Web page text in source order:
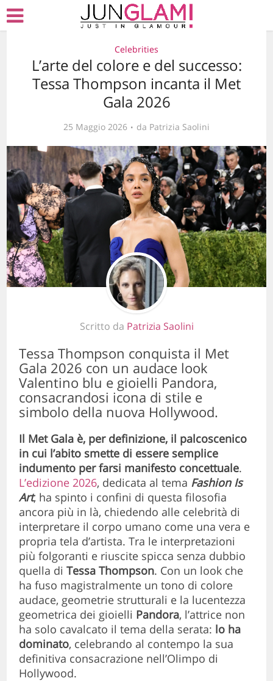
Celebrities
L’arte del colore e del successo:
Tessa Thompson incanta il Met
Gala 2026
25 Maggio 2026 da Patrizia Saolini
Scritto da Patrizia Saolini
Tessa Thompson conquista il Met
Gala 2026 con un audace look
Valentino blu e gioielli Pandora,
consacrandosi icona di stile e
simbolo della nuova Hollywood.
Il Met Gala è, per definizione, il palcoscenico
in cui l’abito smette di essere semplice
indumento per farsi manifesto concettuale.
L’edizione 2026, dedicata al tema Fashion Is
Art, ha spinto i confini di questa filosofia
ancora più in là, chiedendo alle celebrità di
interpretare il corpo umano come una vera e
propria tela d’artista. Tra le interpretazioni
più folgoranti e riuscite spicca senza dubbio
quella diTessa Thompson. Con un look che
ha fuso magistralmente un tono di colore
audace, geometrie strutturali e la lucentezza
geometrica dei gioielli Pandora, l’attrice non
ha solo cavalcato il tema della serata: lo ha
dominato, celebrando al contempo la sua
definitiva consacrazione nell’Olimpo di
Hollywood.